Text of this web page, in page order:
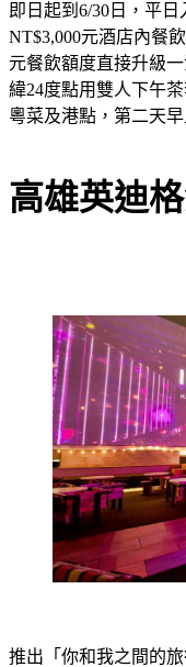
即日起到6/30日，平
NT$3,000元酒店內餐
元餐飲額度直接升級
緯24度點用雙人下午
粵菜及港點，第二天
高雄英迪
推出「你和我之間的